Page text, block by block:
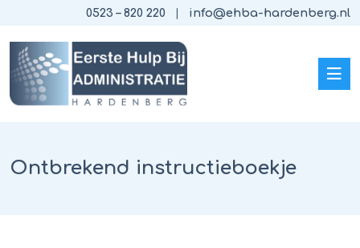
0523 – 820 220 info@ehba-hardenberg.nl
Ontbrekend instructieboekje